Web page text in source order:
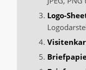
Logo-